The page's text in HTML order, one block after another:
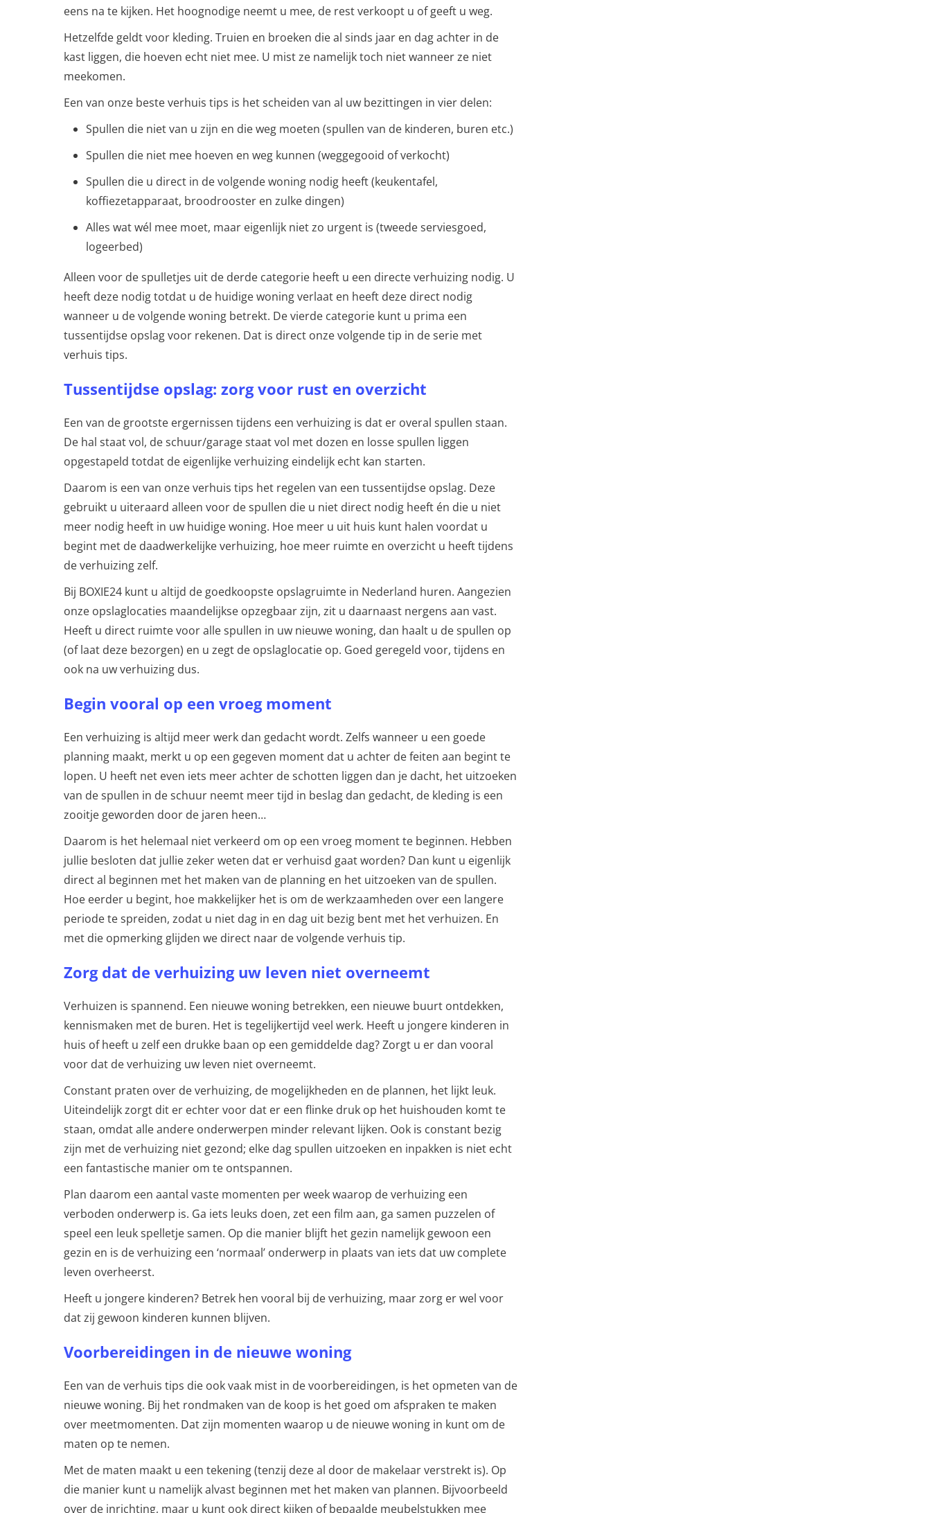
eens na te kijken. Het hoognodige neemt u mee, de rest verkoopt u of geeft u weg.
Hetzelfde geldt voor kleding. Truien en broeken die al sinds jaar en dag achter in de
kast liggen, die hoeven echt niet mee. U mist ze namelijk toch niet wanneer ze niet
meekomen.
Een van onze beste verhuis tips is het scheiden van al uw bezittingen in vier delen:
Spullen die niet van u zijn en die weg moeten (spullen van de kinderen, buren etc.)
Spullen die niet mee hoeven en weg kunnen (weggegooid of verkocht)
Spullen die u direct in de volgende woning nodig heeft (keukentafel,
koffiezetapparaat, broodrooster en zulke dingen)
Alles wat wél mee moet, maar eigenlijk niet zo urgent is (tweede serviesgoed,
logeerbed)
Alleen voor de spulletjes uit de derde categorie heeft u een directe verhuizing nodig. U
heeft deze nodig totdat u de huidige woning verlaat en heeft deze direct nodig
wanneer u de volgende woning betrekt. De vierde categorie kunt u prima een
tussentijdse opslag voor rekenen. Dat is direct onze volgende tip in de serie met
verhuis tips.
Tussentijdse opslag: zorg voor rust en overzicht
Een van de grootste ergernissen tijdens een verhuizing is dat er overal spullen staan.
De hal staat vol, de schuur/garage staat vol met dozen en losse spullen liggen
opgestapeld totdat de eigenlijke verhuizing eindelijk echt kan starten.
Daarom is een van onze verhuis tips het regelen van een tussentijdse opslag. Deze
gebruikt u uiteraard alleen voor de spullen die u niet direct nodig heeft én die u niet
meer nodig heeft in uw huidige woning. Hoe meer u uit huis kunt halen voordat u
begint met de daadwerkelijke verhuizing, hoe meer ruimte en overzicht u heeft tijdens
de verhuizing zelf.
Bij BOXIE24 kunt u altijd de goedkoopste opslagruimte in Nederland huren. Aangezien
onze opslaglocaties maandelijkse opzegbaar zijn, zit u daarnaast nergens aan vast.
Heeft u direct ruimte voor alle spullen in uw nieuwe woning, dan haalt u de spullen op
(of laat deze bezorgen) en u zegt de opslaglocatie op. Goed geregeld voor, tijdens en
ook na uw verhuizing dus.
Begin vooral op een vroeg moment
Een verhuizing is altijd meer werk dan gedacht wordt. Zelfs wanneer u een goede
planning maakt, merkt u op een gegeven moment dat u achter de feiten aan begint te
lopen. U heeft net even iets meer achter de schotten liggen dan je dacht, het uitzoeken
van de spullen in de schuur neemt meer tijd in beslag dan gedacht, de kleding is een
zooitje geworden door de jaren heen…
Daarom is het helemaal niet verkeerd om op een vroeg moment te beginnen. Hebben
jullie besloten dat jullie zeker weten dat er verhuisd gaat worden? Dan kunt u eigenlijk
direct al beginnen met het maken van de planning en het uitzoeken van de spullen.
Hoe eerder u begint, hoe makkelijker het is om de werkzaamheden over een langere
periode te spreiden, zodat u niet dag in en dag uit bezig bent met het verhuizen. En
met die opmerking glijden we direct naar de volgende verhuis tip.
Zorg dat de verhuizing uw leven niet overneemt
Verhuizen is spannend. Een nieuwe woning betrekken, een nieuwe buurt ontdekken,
kennismaken met de buren. Het is tegelijkertijd veel werk. Heeft u jongere kinderen in
huis of heeft u zelf een drukke baan op een gemiddelde dag? Zorgt u er dan vooral
voor dat de verhuizing uw leven niet overneemt.
Constant praten over de verhuizing, de mogelijkheden en de plannen, het lijkt leuk.
Uiteindelijk zorgt dit er echter voor dat er een flinke druk op het huishouden komt te
staan, omdat alle andere onderwerpen minder relevant lijken. Ook is constant bezig
zijn met de verhuizing niet gezond; elke dag spullen uitzoeken en inpakken is niet echt
een fantastische manier om te ontspannen.
Plan daarom een aantal vaste momenten per week waarop de verhuizing een
verboden onderwerp is. Ga iets leuks doen, zet een film aan, ga samen puzzelen of
speel een leuk spelletje samen. Op die manier blijft het gezin namelijk gewoon een
gezin en is de verhuizing een ‘normaal’ onderwerp in plaats van iets dat uw complete
leven overheerst.
Heeft u jongere kinderen? Betrek hen vooral bij de verhuizing, maar zorg er wel voor
dat zij gewoon kinderen kunnen blijven.
Voorbereidingen in de nieuwe woning
Een van de verhuis tips die ook vaak mist in de voorbereidingen, is het opmeten van de
nieuwe woning. Bij het rondmaken van de koop is het goed om afspraken te maken
over meetmomenten. Dat zijn momenten waarop u de nieuwe woning in kunt om de
maten op te nemen.
Met de maten maakt u een tekening (tenzij deze al door de makelaar verstrekt is). Op
die manier kunt u namelijk alvast beginnen met het maken van plannen. Bijvoorbeeld
over de inrichting, maar u kunt ook direct kijken of bepaalde meubelstukken mee